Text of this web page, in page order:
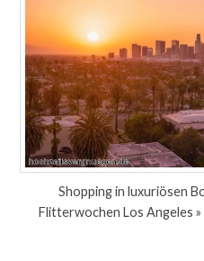
Shopping in luxuriösen
Flitterwochen Los Angeles